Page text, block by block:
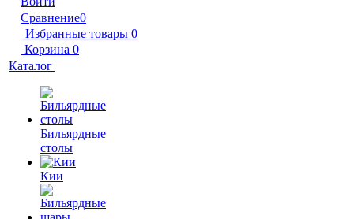
Сравнение0
Избранные товары 0
Корзина 0
Каталог
Бильярдные
столы
Кии